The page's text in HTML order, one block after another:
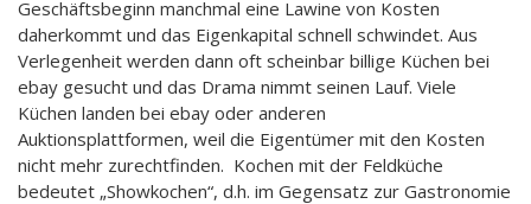
Geschäftsbeginn manchmal eine Lawine von Kosten
daherkommt und das Eigenkapital schnell schwindet. Aus
Verlegenheit werden dann oft scheinbar billige Küchen bei
ebay gesucht und das Drama nimmt seinen Lauf. Viele
Küchen landen bei ebay oder anderen
Auktionsplattformen, weil die Eigentümer mit den Kosten
nicht mehr zurechtfinden. Kochen mit der Feldküche
bedeutet „Showkochen“, d.h. im Gegensatz zur Gastronomie